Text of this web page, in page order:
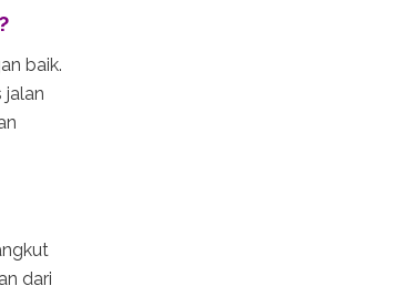
baik.
jalan
dari